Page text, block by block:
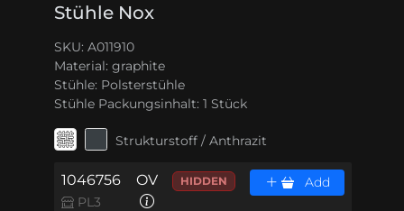
Stühle Nox
SKU: A011910
Material: graphite
Stühle: Polsterstühle
Stühle Packungsinhalt: 1 Stück
Strukturstoff / Anthrazit
1046756
PL3
OV HIDDEN Add